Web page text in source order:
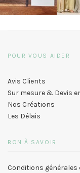
POUR VOUS AIDER
Avis Clients
Sur mesure & Devis
Nos Créations
Les Délais
BON À SAVOIR
Conditions générales